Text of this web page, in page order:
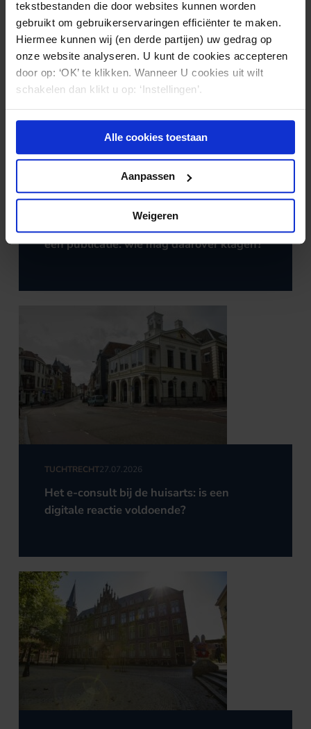
tekstbestanden die door websites kunnen worden
gebruikt om gebruikerservaringen efficiënter te maken.
Hiermee kunnen wij (en derde partijen) uw gedrag op
onze website analyseren. U kunt de cookies accepteren
door op: ‘OK’ te klikken. Wanneer U cookies uit wilt
schakelen dan klikt u op: ‘Instellingen’.
Alle cookies toestaan
Aanpassen
Weigeren
Ook interessant?
GEZONDHEIDSZORG07.08.2026
Beledigende uitlatingen over een ziekte in
een publicatie: wie mag daarover klagen?
TUCHTRECHT27.07.2026
Het e-consult bij de huisarts: is een
digitale reactie voldoende?